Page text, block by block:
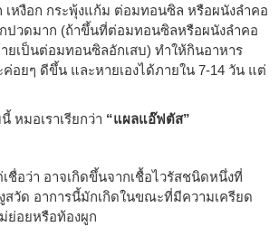
เหงือก กระพุ้งแก้ม ต่อมทอนซิล หรือผนังลำคอ
ปวดมาก (ถ้าขึ้นที่ต่อมทอนซิลหรือผนังลำคอ
ยเป็นต่อมทอนซิลอักเสบ) ทำให้กินอาหาร
อยๆ ดีขึ้น และหายเองได้ภายใน 7-14 วัน แต่
หมอเราเรียกว่า “แผลแอ๊ฟตัส”
ชื่อว่า อาจเกิดขึ้นจากเชื้อไวรัสชนิดหนึ่งที่
สวัด อาการนี้มักเกิดในขณะที่มีความเครียด
ย่อยหรือท้องผูก